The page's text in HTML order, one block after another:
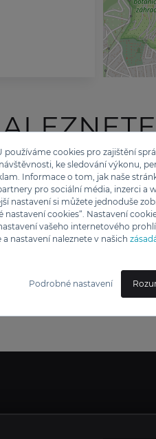
používáme cookies pro zajištění
ke sledování výkonu,
Informace o tom, jak naše
pro sociální média, inzerci a
nastavení si můžete jednoduše
nastavení cookies“. Nastavení
vašeho internetového
nastavení naleznete v našich
Podrobné nastavení